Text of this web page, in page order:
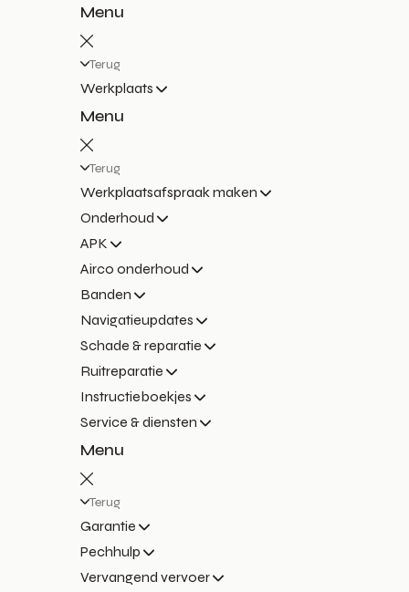
Menu
Terug
Werkplaats
Menu
Terug
Werkplaatsafspraak maken
Onderhoud
APK
Airco onderhoud
Banden
Navigatieupdates
Schade & reparatie
Ruitreparatie
Instructieboekjes
Service & diensten
Menu
Terug
Garantie
Pechhulp
Vervangend vervoer